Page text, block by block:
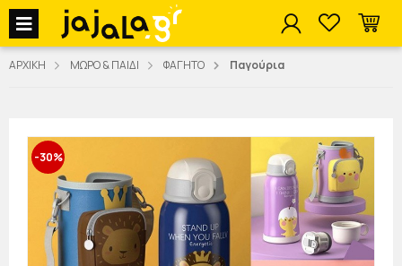
jajala Menu
ΑΡΧΙΚΗ ΜΩΡΟ & ΠΑΙΔΙ ΦΑΓΗΤΟ Παγούρια
-30%